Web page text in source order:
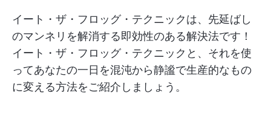
イート・ザ・フロッグ・テクニックは、先延ばし
のマンネリを解消する即効性のある解決法です！
イート・ザ・フロッグ・テクニックと、それを使
ってあなたの一日を混沌から静謐で生産的なもの
に変える方法をご紹介しましょう。